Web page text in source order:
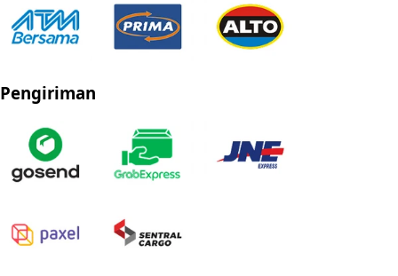
Pengiriman